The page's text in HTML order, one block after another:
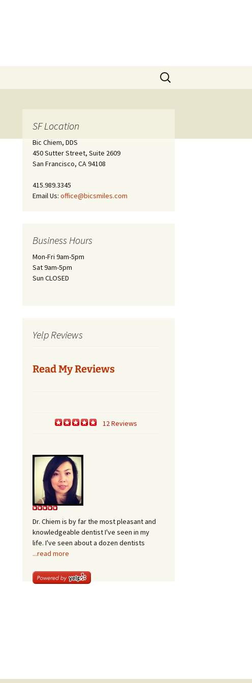
Search
for:
SF Location
Bic Chiem, DDS
450 Sutter Street, Suite 2609
San Francisco, CA 94108
415.989.3345
Email Us: office@bicsmiles.com
Business Hours
Mon-Fri 9am-5pm
Sat 9am-5pm
Sun CLOSED
Yelp Reviews
Read My Reviews
12 Reviews
Dr. Chiem is by far the most pleasant and
knowledgeable dentist I've seen in my
life. I've seen about a dozen dentists
...read more